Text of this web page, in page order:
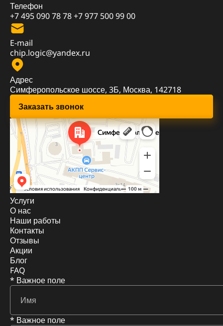
Телефон
+7 495 090 78 78+7 977 500 99 00
E-mail
chip.logic@yandex.ru
Адрес
Симферопольское шоссе, 3Б, Москва, 142718
Заказать звонок
Услуги
О нас
Наши работы
Контакты
Отзывы
Акции
Блог
FAQ
* Важное поле
* Важное поле